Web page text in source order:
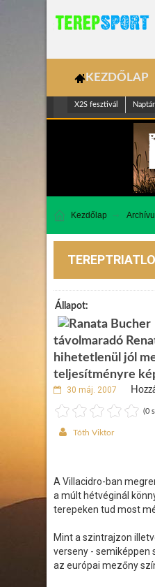
KEZDŐLAP
X2S fesztivál Naptár
Kezdőlap
Állapot:
távolmaradó
hihetetlenül jól
teljesítményre
30 máj. 2007
(0
Tóth Viktor
A Villacidro-ban
a múlt hétvéginál
terepeken tud most
Mint a szintrajzon
verseny - semiképpen
az európai mezőny